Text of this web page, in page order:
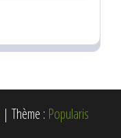
| Thème : Popularis